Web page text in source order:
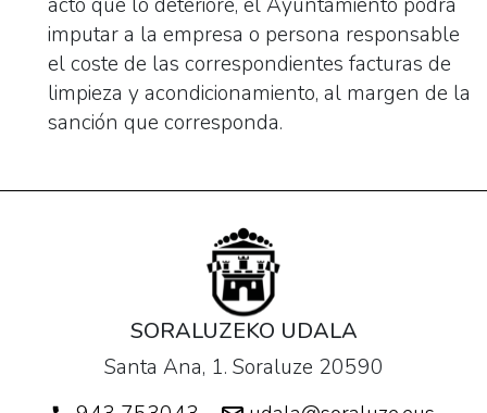
imputar a la empresa o persona responsable
el coste de las correspondientes facturas de
limpieza y acondicionamiento, al margen de la
sanción que corresponda.
SORALUZEKO UDALA
Santa Ana, 1. Soraluze 20590